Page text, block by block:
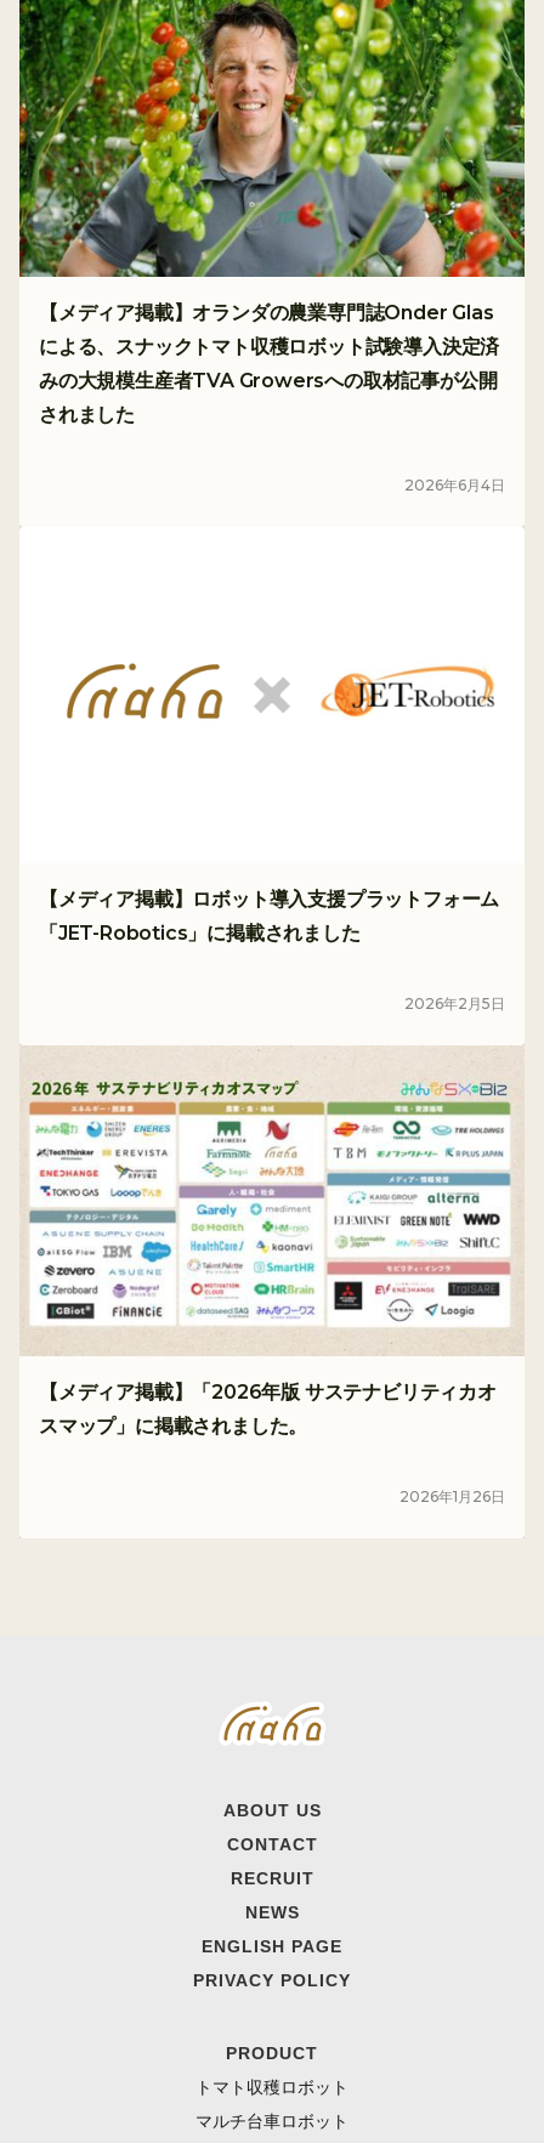
【メディア掲載】オランダの農業専門誌Onder Glas
による、スナックトマト収穫ロボット試験導入決定済
みの大規模生産者TVA Growersへの取材記事が公開
されました
2026年6 月4日
【メディア掲載】ロボット導入支援プラットフォーム
「JET-Robotics」に掲載されました
2026年2 月5 日
【メディア掲載】「2026年版 サステナビリティカオ
スマップ」に掲載されました。
2026年1 月 26日
ABOUT US
CONTACT
RECRUIT
NEWS
ENGLISH PAGE
PRIVACY POLICY
PRODUCT
トマト収穫ロボット
マルチ台車ロボット